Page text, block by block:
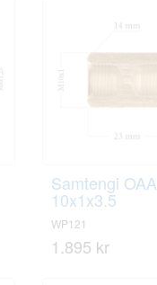
Samtengi OAA
10x1x3.5
WP121
1.895 kr